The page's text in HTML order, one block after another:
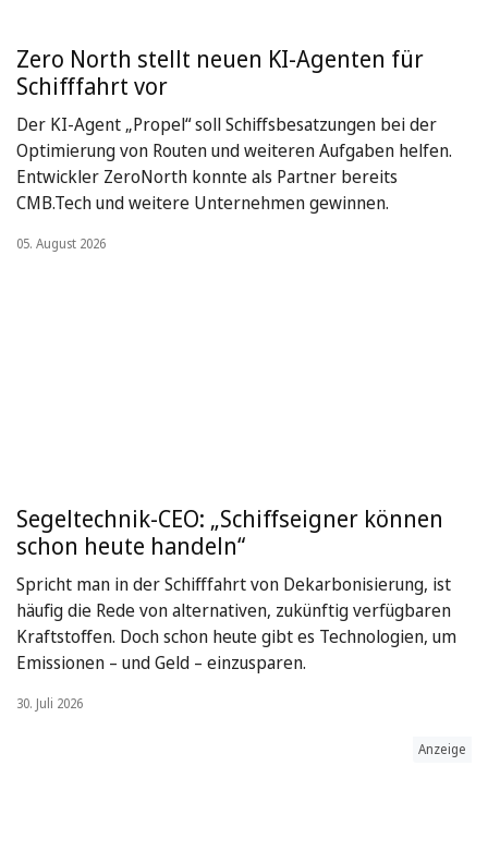
Zero North stellt neuen KI-Agenten für
Schifffahrt vor
Der KI-Agent „Propel“ soll Schiffsbesatzungen bei der
Optimierung von Routen und weiteren Aufgaben helfen.
Entwickler ZeroNorth konnte als Partner bereits
CMB.Tech und weitere Unternehmen gewinnen.
05. August 2026
Segeltechnik-CEO: „Schiffseigner können
schon heute handeln“
Spricht man in der Schifffahrt von Dekarbonisierung, ist
häufig die Rede von alternativen, zukünftig verfügbaren
Kraftstoffen. Doch schon heute gibt es Technologien, um
Emissionen – und Geld – einzusparen.
30. Juli 2026
Anzeige